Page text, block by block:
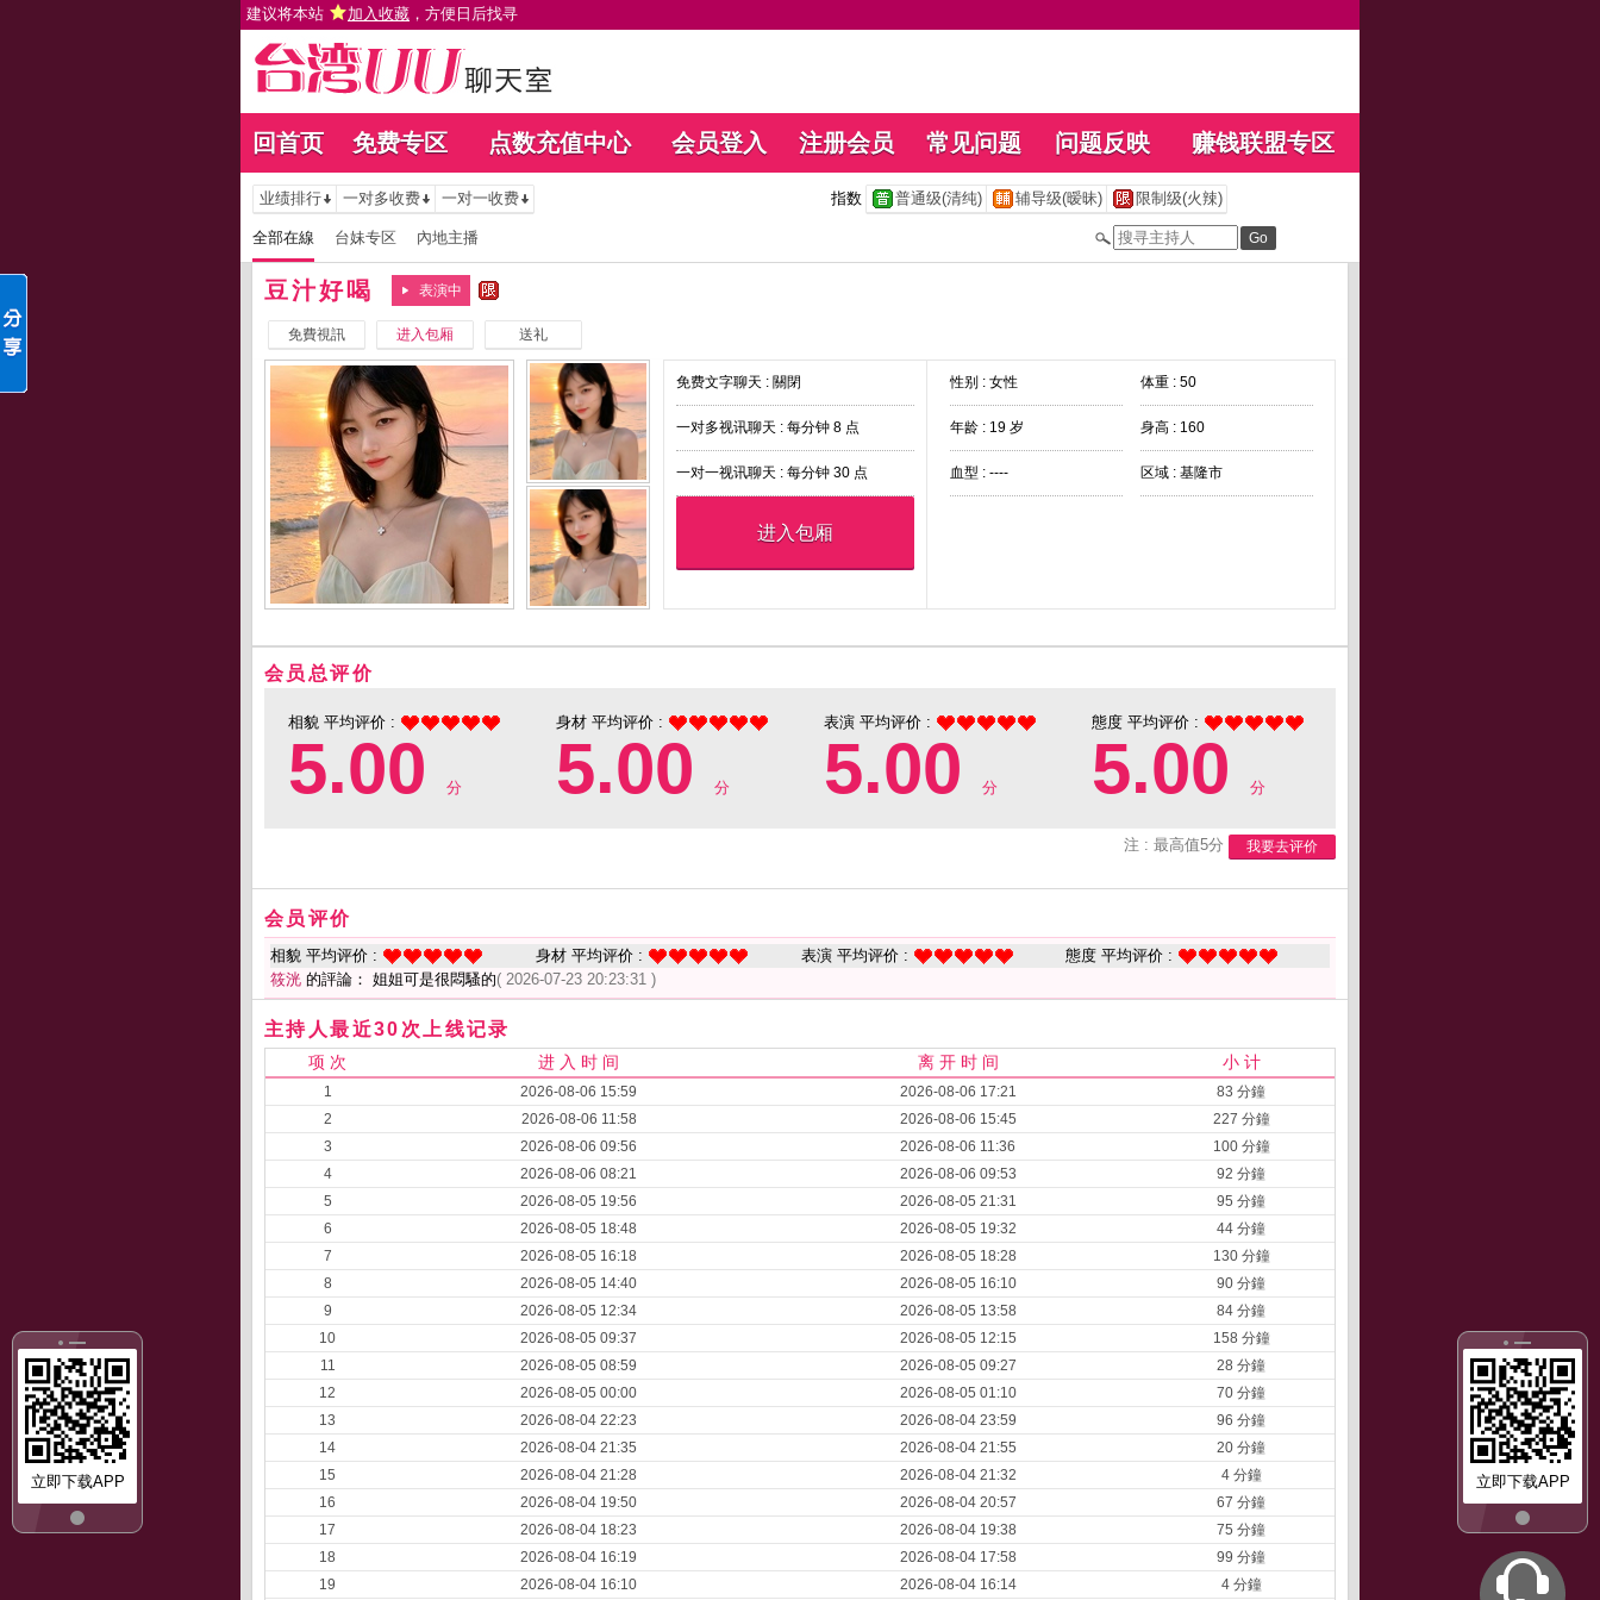
建议将本站 加入收藏 ，方便日后找寻
回首页 免费专区 点数充值中心 会员登入 注册会员 常见问题 问题反映 赚钱联盟专区
立即下载APP
立即下载APP
业绩排行 一对多收费 一对一收费 指数 普通级(清纯) 辅导级(暧昧) 限制级(火辣)
全部在線 台妹专区 內地主播
豆汁好喝 表演中
免費視訊 进入包厢 送礼
免费文字聊天 : 關閉
一对多视讯聊天 : 每分钟 8 点
一对一视讯聊天 : 每分钟 30 点
进入包厢
性别 : 女性 体重 : 50
年龄 : 19 岁 身高 : 160
血型 : ---- 区域 : 基隆市
会员总评价
相貌 平均评价 :
5.00 分
身材 平均评价 :
5.00 分
表演 平均评价 :
5.00 分
態度 平均评价 :
5.00 分
注 : 最高值5分 我要去评价
会员评价
相貌 平均评价 : 身材 平均评价 : 表演 平均评价 :
態度 平均评价 :
筱洸 的評論： 姐姐可是很悶騷的( 2026-07-23 20:23:31 )
主持人最近30次上线记录
项 次 进 入 时 间 离 开 时 间 小 计
1 2026-08-06 15:59 2026-08-06 17:21
83 分鐘
2
2026-08-06 11:58 2026-08-06 15:45
227 分鐘
3
2026-08-06 09:56 2026-08-06 11:36
100 分鐘
4
2026-08-06 08:21 2026-08-06 09:53
92 分鐘
5
2026-08-05 19:56 2026-08-05 21:31
95 分鐘
6
2026-08-05 18:48 2026-08-05 19:32
44 分鐘
7
2026-08-05 16:18 2026-08-05 18:28
130 分鐘
8
2026-08-05 14:40 2026-08-05 16:10
90 分鐘
9
2026-08-05 12:34 2026-08-05 13:58
84 分鐘
10
2026-08-05 09:37 2026-08-05 12:15
158 分鐘
11
2026-08-05 08:59 2026-08-05 09:27
28 分鐘
12
2026-08-05 00:00 2026-08-05 01:10
70 分鐘
13
2026-08-04 22:23 2026-08-04 23:59
96 分鐘
14
2026-08-04 21:35 2026-08-04 21:55
20 分鐘
15
2026-08-04 21:28 2026-08-04 21:32
4 分鐘
16
2026-08-04 19:50 2026-08-04 20:57
67 分鐘
17
2026-08-04 18:23 2026-08-04 19:38
75 分鐘
18
2026-08-04 16:19 2026-08-04 17:58
99 分鐘
19
2026-08-04 16:10 2026-08-04 16:14 4 分鐘